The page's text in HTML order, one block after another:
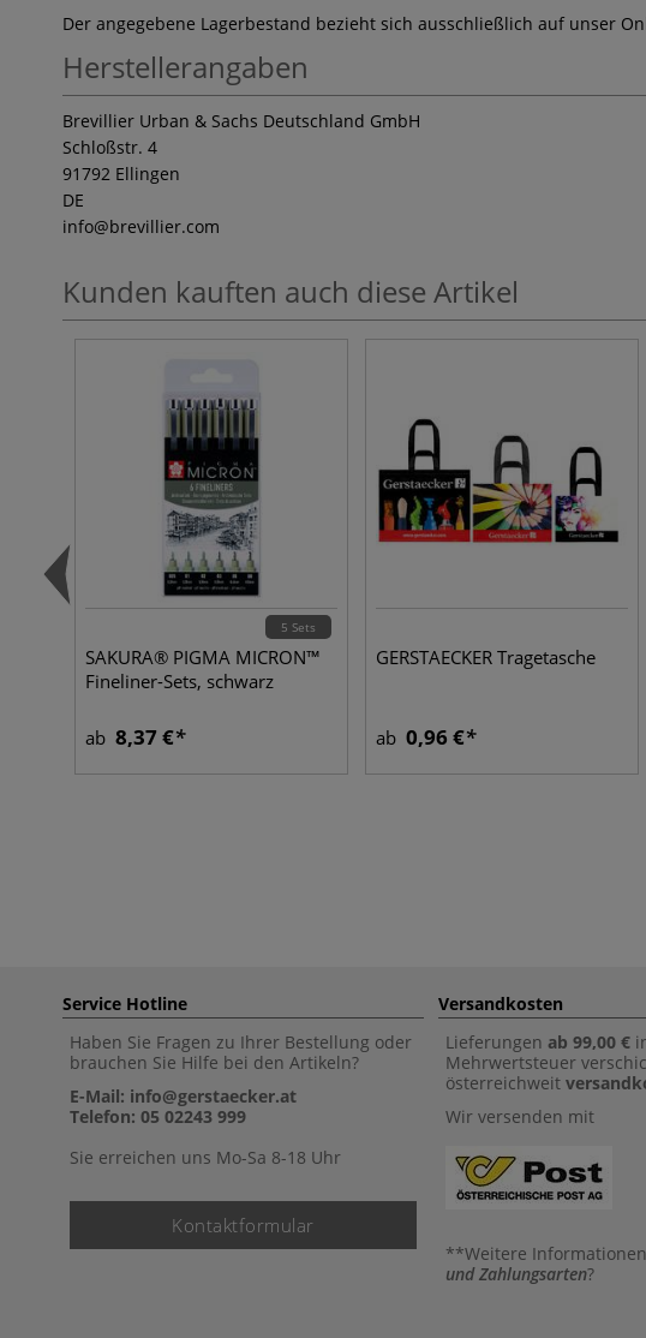
Der angegebene Lagerbestand bezieht sich ausschließlich auf unser
Herstellerangaben
Brevillier Urban & Sachs Deutschland GmbH
Schloßstr. 4
91792 Ellingen
DE
info@brevillier.com
Kunden kauften auch diese Artikel
5 Sets
SAKURA® PIGMA MICRON™
Fineliner-Sets, schwarz
ab 8,37 €
GERSTAECKER Tragetasche
ab 0,96 €
Service Hotline
Haben Sie Fragen zu Ihrer Bestellung oder
brauchen Sie Hilfe bei den Artikeln?
E-Mail: info@gerstaecker.at
Telefon: 05 02243 999
Sie erreichen uns Mo-Sa 8-18 Uhr
Kontaktformular
Versandkosten
Lieferungen ab 99,00 €
Mehrwertsteuer
österreichweit
Wir versenden mit
**Weitere
und Zahlungsarten?